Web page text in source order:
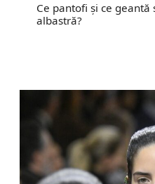
Ce pantofi și ce
albastră?